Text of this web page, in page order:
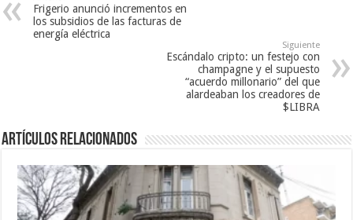
Frigerio anunció incrementos en
los subsidios de las facturas de
energía eléctrica
Siguiente
Escándalo cripto: un festejo con
champagne y el supuesto
“acuerdo millonario” del que
alardeaban los creadores de
$LIBRA
Artículos Relacionados